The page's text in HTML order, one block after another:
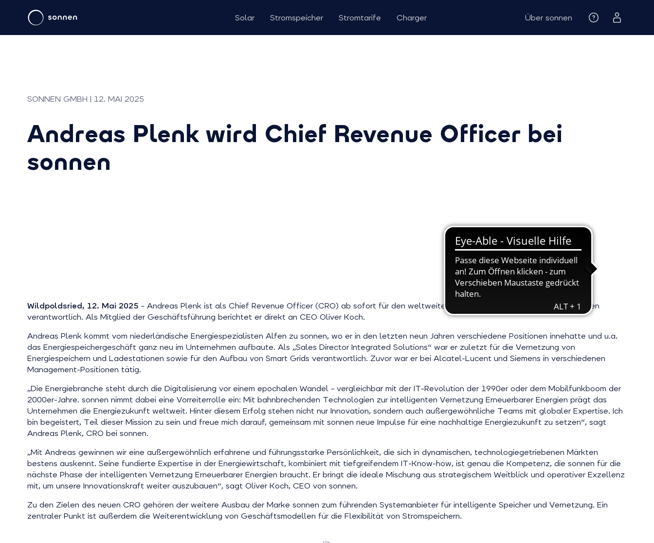
Solar Stromspeicher Stromtarife Charger Über sonnen
SONNEN GMBH | 12. MAI 2025
Andreas Plenk wird Chief Revenue Officer bei
sonnen
Wildpoldsried, 12. Mai 2025 – Andreas Plenk ist als Chief Revenue Officer (CRO) ab sofort für den weltweiten Vertrieb und das Marketing von sonnen
verantwortlich. Als Mitglied der Geschäftsführung berichtet er direkt an CEO Oliver Koch.
Andreas Plenk kommt vom niederländische Energiespezialisten Alfen zu sonnen, wo er in den letzten neun Jahren verschiedene Positionen innehatte und u.a.
das Energiespeichergeschäft ganz neu im Unternehmen aufbaute. Als „Sales Director Integrated Solutions“ war er zuletzt für die Vernetzung von
Energiespeichern und Ladestationen sowie für den Aufbau von Smart Grids verantwortlich. Zuvor war er bei Alcatel-Lucent und Siemens in verschiedenen
Management-Positionen tätig.
„Die Energiebranche steht durch die Digitalisierung vor einem epochalen Wandel – vergleichbar mit der IT-Revolution der 1990er oder dem Mobilfunkboom der
2000er-Jahre. sonnen nimmt dabei eine Vorreiterrolle ein: Mit bahnbrechenden Technologien zur intelligenten Vernetzung Erneuerbarer Energien prägt das
Unternehmen die Energiezukunft weltweit. Hinter diesem Erfolg stehen nicht nur Innovation, sondern auch außergewöhnliche Teams mit globaler Expertise. Ich
bin begeistert, Teil dieser Mission zu sein und freue mich darauf, gemeinsam mit sonnen neue Impulse für eine nachhaltige Energiezukunft zu setzen“, sagt
Andreas Plenk, CRO bei sonnen.
„Mit Andreas gewinnen wir eine außergewöhnlich erfahrene und führungsstarke Persönlichkeit, die sich in dynamischen, technologiegetriebenen Märkten
bestens auskennt. Seine fundierte Expertise in der Energiewirtschaft, kombiniert mit tiefgreifendem IT-Know-how, ist genau die Kompetenz, die sonnen für die
nächste Phase der intelligenten Vernetzung Erneuerbarer Energien braucht. Er bringt die ideale Mischung aus strategischem Weitblick und operativer Exzellenz
mit, um unsere Innovationskraft weiter auszubauen“, sagt Oliver Koch, CEO von sonnen.
Zu den Zielen des neuen CRO gehören der weitere Ausbau der Marke sonnen zum führenden Systemanbieter für intelligente Speicher und Vernetzung. Ein
zentraler Punkt ist außerdem die Weiterentwicklung von Geschäftsmodellen für die Flexibilität von Stromspeichern.